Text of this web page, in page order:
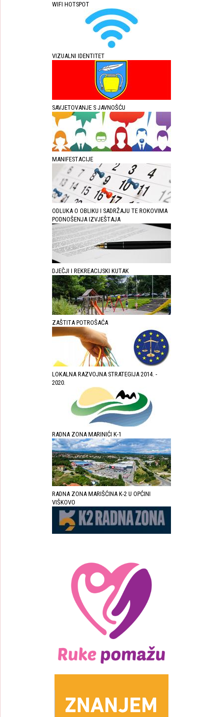
WIFI HOTSPOT
VIZUALNI IDENTITET
SAVJETOVANJE S JAVNOŠĆU
MANIFESTACIJE
ODLUKA O OBLIKU I SADRŽAJU TE ROKOVIMA
PODNOŠENJA IZVJEŠTAJA
DJEČJI I REKREACIJSKI KUTAK
ZAŠTITA POTROŠAĆA
LOKALNA RAZVOJNA STRATEGIJA 2014. -
2020.
RADNA ZONA MARINIĆI K-1
RADNA ZONA MARIŠĆINA K-2 U OPĆINI
VIŠKOVO